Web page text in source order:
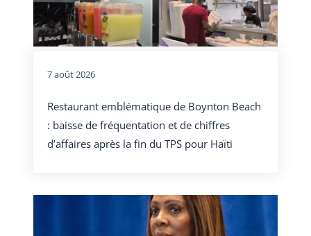
7 août 2026
Restaurant emblématique de Boynton Beach
: baisse de fréquentation et de chiffres
d’affaires après la fin du TPS pour Haïti